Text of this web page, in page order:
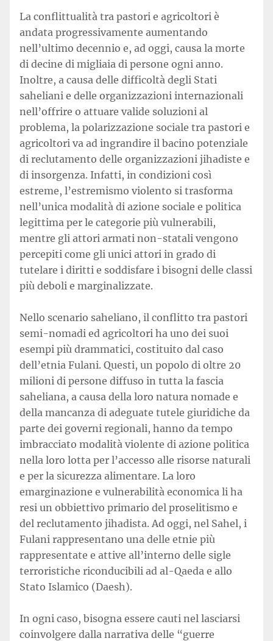
La conflittualità tra pastori e agricoltori è
andata progressivamente aumentando
nell’ultimo decennio e, ad oggi, causa la morte
di decine di migliaia di persone ogni anno.
Inoltre, a causa delle difficoltà degli Stati
saheliani e delle organizzazioni internazionali
nell’offrire o attuare valide soluzioni al
problema, la polarizzazione sociale tra pastori e
agricoltori va ad ingrandire il bacino potenziale
di reclutamento delle organizzazioni jihadiste e
di insorgenza. Infatti, in condizioni così
estreme, l’estremismo violento si trasforma
nell’unica modalità di azione sociale e politica
legittima per le categorie più vulnerabili,
mentre gli attori armati non-statali vengono
percepiti come gli unici attori in grado di
tutelare i diritti e soddisfare i bisogni delle classi
più deboli e marginalizzate.
Nello scenario saheliano, il conflitto tra pastori
semi-nomadi ed agricoltori ha uno dei suoi
esempi più drammatici, costituito dal caso
dell’etnia Fulani. Questi, un popolo di oltre 20
milioni di persone diffuso in tutta la fascia
saheliana, a causa della loro natura nomade e
della mancanza di adeguate tutele giuridiche da
parte dei governi regionali, hanno da tempo
imbracciato modalità violente di azione politica
nella loro lotta per l’accesso alle risorse naturali
e per la sicurezza alimentare. La loro
emarginazione e vulnerabilità economica li ha
resi un obbiettivo primario del proselitismo e
del reclutamento jihadista. Ad oggi, nel Sahel, i
Fulani rappresentano una delle etnie più
rappresentate e attive all’interno delle sigle
terroristiche riconducibili ad al-Qaeda e allo
Stato Islamico (Daesh).
In ogni caso, bisogna essere cauti nel lasciarsi
coinvolgere dalla narrativa delle “guerre